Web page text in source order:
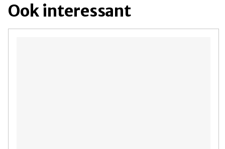
Ook interessant